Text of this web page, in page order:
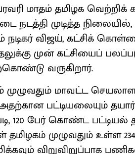
மாதம் தமிழக
நடத்தி முடித்த
நடிகர் விஜய், கட்சிக்
முன் கட்சியைப்
வருகிறார்.
முழுவதும் மாவட்ட
பட்டியலையும்
120 பேர் கொண்ட பட்டியல்
தமிழகம் முழுவதும் உள்ள
விறுவிறுப்பாக